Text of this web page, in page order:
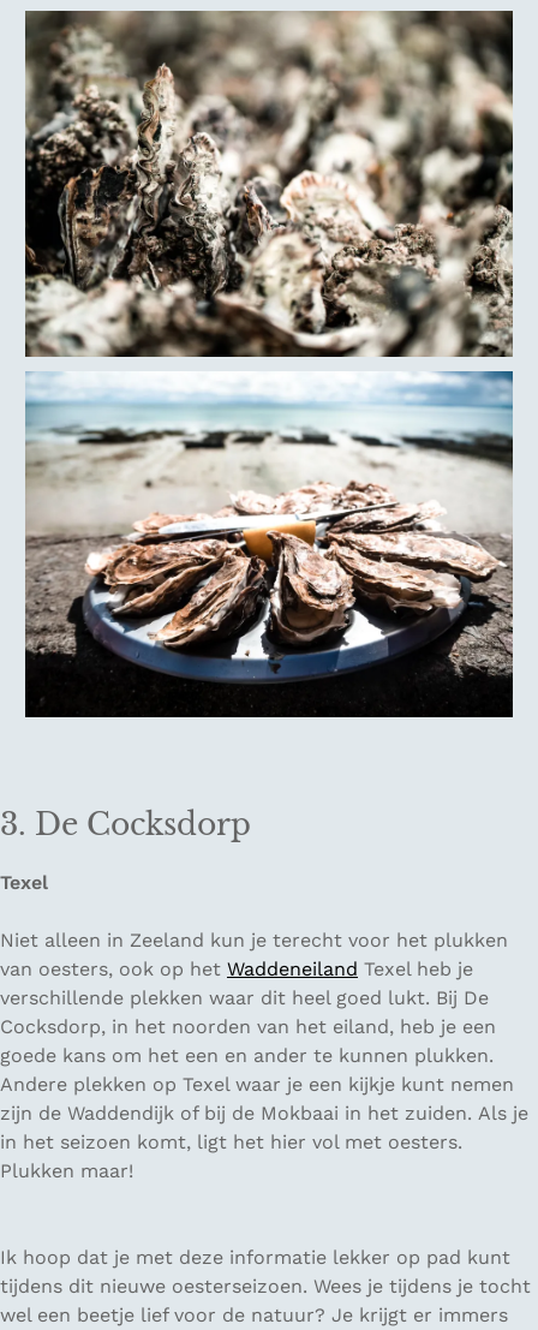
3. De Cocksdorp
Texel
Niet alleen in Zeeland kun je terecht voor het plukken
van oesters, ook op het Waddeneiland Texel heb je
verschillende plekken waar dit heel goed lukt. Bij De
Cocksdorp, in het noorden van het eiland, heb je een
goede kans om het een en ander te kunnen plukken.
Andere plekken op Texel waar je een kijkje kunt nemen
zijn de Waddendijk of bij de Mokbaai in het zuiden. Als je
in het seizoen komt, ligt het hier vol met oesters.
Plukken maar!
Ik hoop dat je met deze informatie lekker op pad kunt
tijdens dit nieuwe oesterseizoen. Wees je tijdens je tocht
wel een beetje lief voor de natuur? Je krijgt er immers